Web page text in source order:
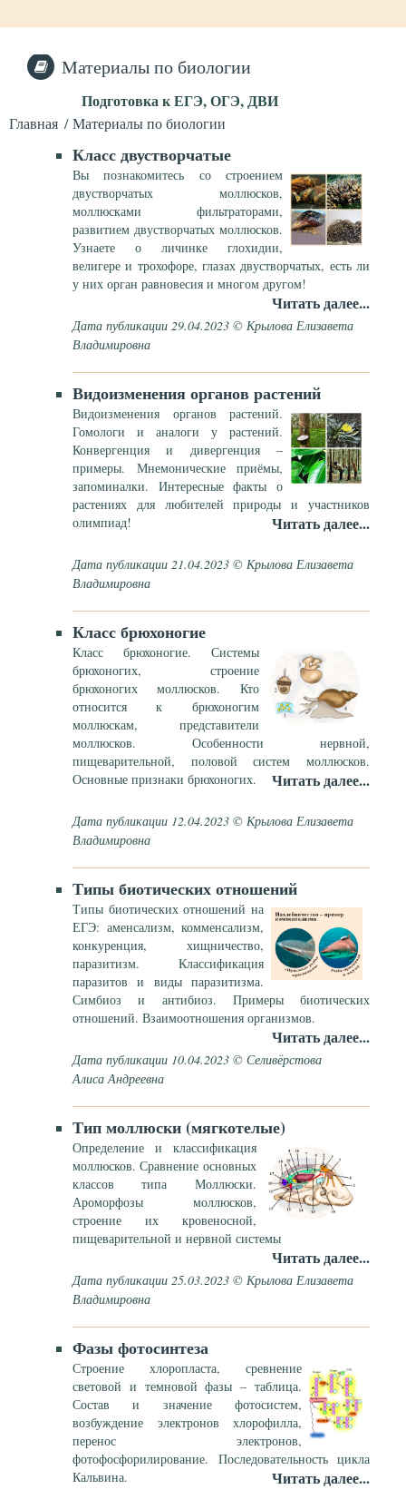
Материалы по биологии
Подготовка к ЕГЭ, ОГЭ, ДВИ
Главная Материалы по биологии
Класс двустворчатые
Вы познакомитесь со строением
двустворчатых моллюсков,
моллюсками фильтраторами,
развитием двустворчатых моллюсков.
Узнаете о личинке глохидии,
велигере и трохофоре, глазах двустворчатых, есть ли
у них орган равновесия и многом другом!
Читать далее...
Дата публикации 29.04.2023 © Крылова Елизавета
Владимировна
Видоизменения органов растений
Видоизменения органов растений.
Гомологи и аналоги у растений.
Конвергенция и дивергенция –
примеры. Мнемонические приёмы,
запоминалки. Интересные факты о
растениях для любителей природы и участников
олимпиад!
Читать далее...
Дата публикации 21.04.2023 © Крылова Елизавета
Владимировна
Класс брюхоногие
Класс брюхоногие. Системы
брюхоногих, строение
брюхоногих моллюсков. Кто
относится к брюхоногим
моллюскам, представители
моллюсков. Особенности нервной,
пищеварительной, половой систем моллюсков.
Основные признаки брюхоногих.
Читать далее...
Дата публикации 12.04.2023 © Крылова Елизавета
Владимировна
Типы биотических отношений
Типы биотических отношений на
ЕГЭ: аменсализм, комменсализм,
конкуренция, хищничество,
паразитизм. Классификация
паразитов и виды паразитизма.
Симбиоз и антибиоз. Примеры биотических
отношений. Взаимоотношения организмов.
Читать далее...
Дата публикации 10.04.2023 © Селивёрстова
Алиса Андреевна
Тип моллюски (мягкотелые)
Определение и классификация
моллюсков. Сравнение основных
классов типа Моллюски.
Ароморфозы моллюсков,
строение их кровеносной,
пищеварительной и нервной системы
Читать далее...
Дата публикации 25.03.2023 © Крылова Елизавета
Владимировна
Фазы фотосинтеза
Строение хлоропласта, сревнение
световой и темновой фазы – таблица.
Состав и значение фотосистем,
возбуждение электронов хлорофилла,
перенос электронов,
фотофосфорилирование. Последовательность цикла
Кальвина.
Читать далее...